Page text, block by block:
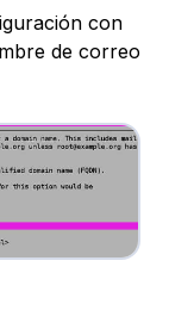
con
de correo